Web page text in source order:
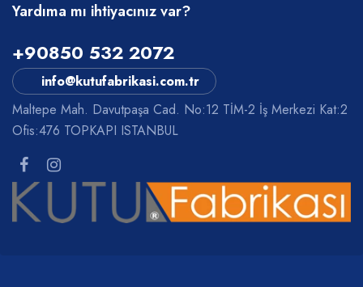
Yardıma mı ihtiyacınız var?
+90850 532 2072
info@kutufabrikasi.com.tr
Maltepe Mah. Davutpaşa Cad. No:12 TİM-2 İş Merkezi Kat:2
Ofis:476 TOPKAPI ISTANBUL